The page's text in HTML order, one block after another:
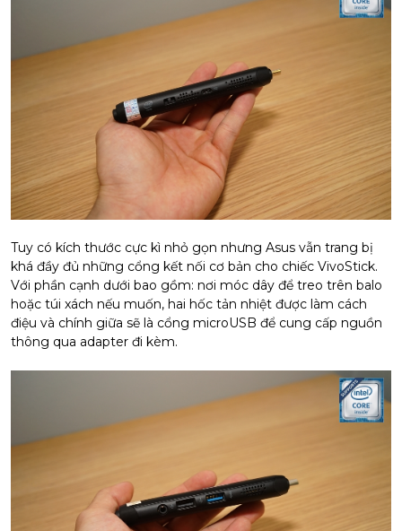
Tuy có kích thước cực kì nhỏ gọn nhưng Asus vẫn trang bị
khá đầy đủ những cổng kết nối cơ bản cho chiếc VivoStick.
Với phần cạnh dưới bao gồm: nơi móc dây để treo trên balo
hoặc túi xách nếu muốn, hai hốc tản nhiệt được làm cách
điệu và chính giữa sẽ là cổng microUSB để cung cấp nguồn
thông qua adapter đi kèm.